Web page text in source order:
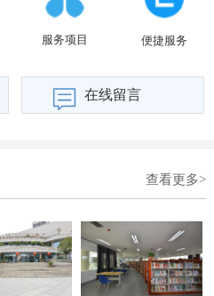
查看详细 >
服务项目 便捷服务
在线留言
查看更多>